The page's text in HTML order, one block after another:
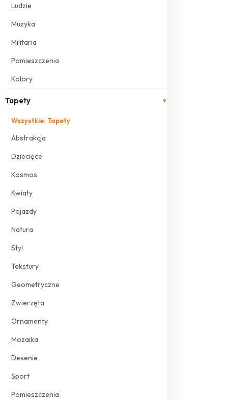
Ludzie
Muzyka
Militaria
Pomieszczenia
Kolory
Tapety ▾
Wszystkie: Tapety
Abstrakcja
Dziecięce
Kosmos
Kwiaty
Pojazdy
Natura
Styl
Tekstury
Geometryczne
Zwierzęta
Ornamenty
Mozaika
Desenie
Sport
Pomieszczenia